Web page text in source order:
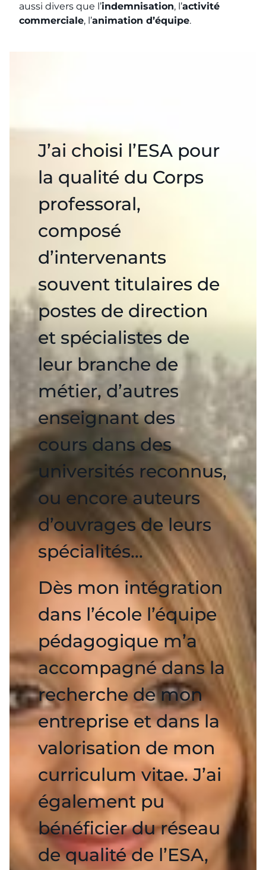
aussi divers que l’indemnisation, l’activité
commerciale, l’animation d’équipe.
J’ai choisi l’ESA pour
la qualité du Corps
professoral,
composé
d’intervenants
souvent titulaires de
postes de direction
et spécialistes de
leur branche de
métier, d’autres
enseignant des
cours dans des
universités reconnus,
ou encore auteurs
d’ouvrages de leurs
spécialités…
Dès mon intégration
dans l’école l’équipe
pédagogique m’a
accompagné dans la
recherche de mon
entreprise et dans la
valorisation de mon
curriculum vitae. J’ai
également pu
bénéficier du réseau
de qualité de l’ESA,